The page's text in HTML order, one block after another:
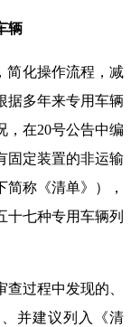
辆
简化操作流程，减
据多年来专用车辆
，在20号公告中编
固定装置的非运输
称《清单》），
十七种专用车辆列
过程中发现的、
并建议列入《清